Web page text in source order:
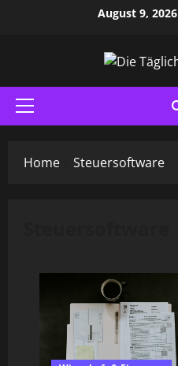
August 9, 2026
Primary
Menu
Home Steuersoftware